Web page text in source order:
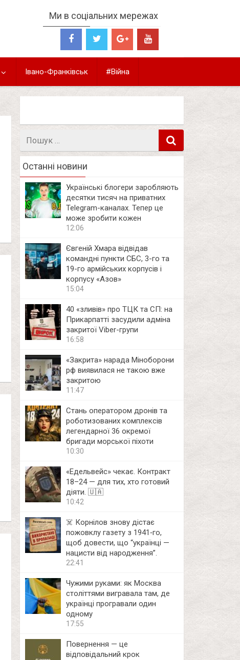
Ми в соціальних мережах
Івано-Франківськ #Війна
Останні новини
Українські блогери заробляють
десятки тисяч на приватних
Telegram-каналах. Тепер це
може зробити кожен
12:06
Євгеній Хмара відвідав
командні пункти СБС, 3-го та
19-го армійських корпусів і
корпусу «Азов»
15:04
40 «зливів» про ТЦК та СП: на
Прикарпатті засудили адміна
закритої Viber-групи
16:58
«Закрита» нарада Міноборони
рф виявилася не такою вже
закритою
11:47
Стань оператором дронів та
роботизованих комплексів
легендарної 36 окремої
бригади морської піхоти
10:30
«Едельвейс» чекає. Контракт
18–24 — для тих, хто готовий
діяти. 🇺🇦
10:42
☠️ Корнілов знову дістає
пожовклу газету з 1941‑го,
щоб довести, що “українці —
нацисти від народження”.
22:41
Чужими руками: як Москва
століттями вигравала там, де
українці програвали один
одному
17:55
Повернення — це
відповідальний крок